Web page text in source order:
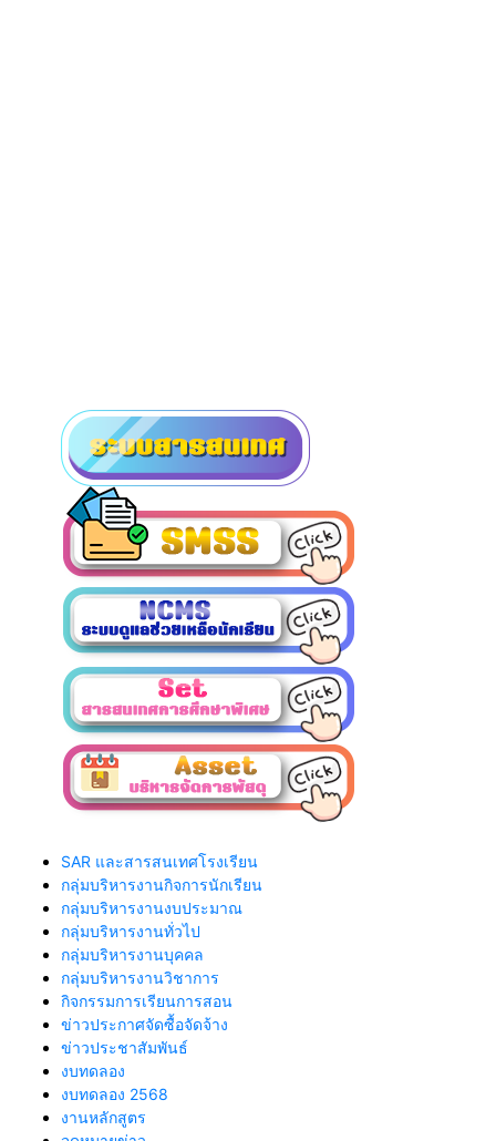
SAR และสารสนเทศโรงเรียน
กลุ่มบริหารงานกิจการนักเรียน
กลุ่มบริหารงานงบประมาณ
กลุ่มบริหารงานทั่วไป
กลุ่มบริหารงานบุคคล
กลุ่มบริหารงานวิชาการ
กิจกรรมการเรียนการสอน
ข่าวประกาศจัดซื้อจัดจ้าง
ข่าวประชาสัมพันธ์
งบทดลอง
งบทดลอง 2568
งานหลักสูตร